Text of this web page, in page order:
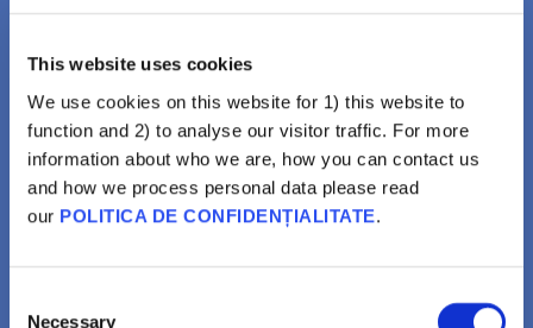
This website uses cookies
We use cookies on this website for 1) this website to
function and 2) to analyse our visitor traffic. For more
information about who we are, how you can contact us
and how we process personal data please read
our POLITICA DE CONFIDENȚIALITATE.
Necessary
Promiscuitate sexuală
Vaccinul Împotriva
(HPV) Ar Încuraja Activitatea